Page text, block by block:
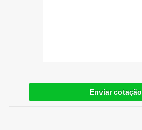
Enviar cotação